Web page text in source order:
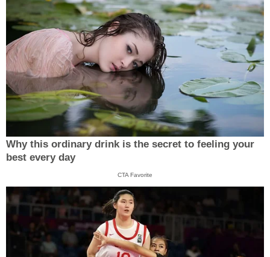
Why this ordinary drink is the secret to feeling your
best every day
CTA Favorite